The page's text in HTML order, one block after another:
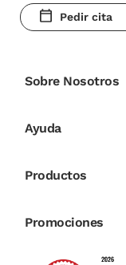
Pedir cita
Sobre Nosotros
Ayuda
Productos
Promociones